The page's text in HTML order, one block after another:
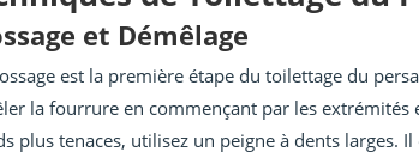
et Démêlage
est la première étape du toilettage du
la fourrure en commençant par les extrémités
plus tenaces, utilisez un peigne à dents larges.